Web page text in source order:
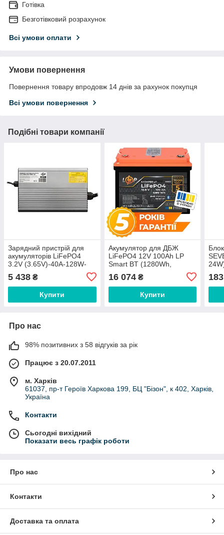
Готівка
Безготівковий розрахунок
Всі умови оплати
Умови повернення
Повернення товару впродовж 14 днів за рахунок покупця
Всі умови повернення
Подібні товари компанії
Зарядний пристрій для
акумуляторів LiFePO4
3.2V (3.65V)-40A-128W-
5 438 ₴
Купити
Акумулятор для ДБЖ
LiFePO4 12V 100Ah LP
Smart BT (1280Wh,
Bluetooth, BMS 100A/50А)
16 074₴
Купити
183
Про нас
98% позитивних з 58 відгуків за рік
Працює з 20.07.2011
м. Харків
61037, пр-т Героїв Харкова 199, БЦ "Бізон", к 402, Харків,
Україна
Контакти
Сьогодні вихідний
Показати весь графік роботи
Про нас
Контакти
Доставка та оплата